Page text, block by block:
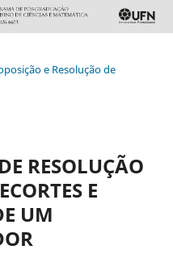
e Resolução de
RESOLUÇÃO
E
UM